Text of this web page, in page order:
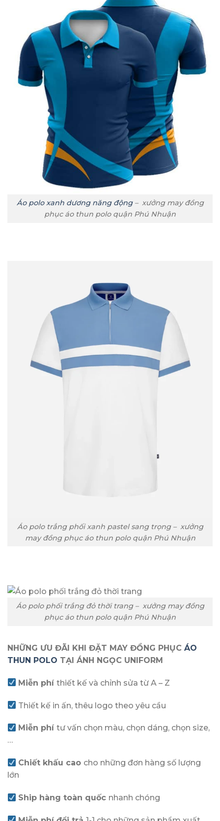
Áo polo xanh dương năng động– xưởng may đồng
phục áo thun polo quận Phú Nhuận
Áo polo trắng phối xanh pastel sang trọng – xưởng
may đồng phục áo thun polo quận Phú Nhuận
Áo polo phối trắng đỏ thời trang – xưởng may đồng
phục áo thun polo quận Phú Nhuận
NHỮNG ƯU ĐÃI KHI ĐẶT MAY ĐỒNG PHỤC ÁO
THUN POLO TẠI ÁNH NGỌC UNIFORM
Miễn phíthiết kế và chỉnh sửa từ A – Z
Thiết kế in ấn, thêu logo theo yêu cầu
Miễn phítư vấn chọn màu, chọn dáng, chọn size,
…
Chiết khấu cao cho những đơn hàng số lượng
lớn
Ship hàng toàn quốc nhanh chóng